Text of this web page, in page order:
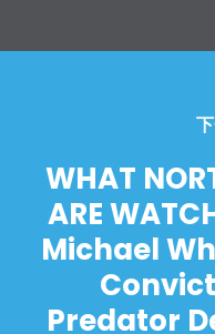
WHAT
ARE
Michael
Predator